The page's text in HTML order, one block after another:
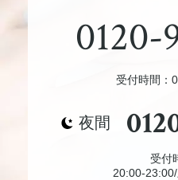
0120-
受付時間：
夜間
受付
20:00-